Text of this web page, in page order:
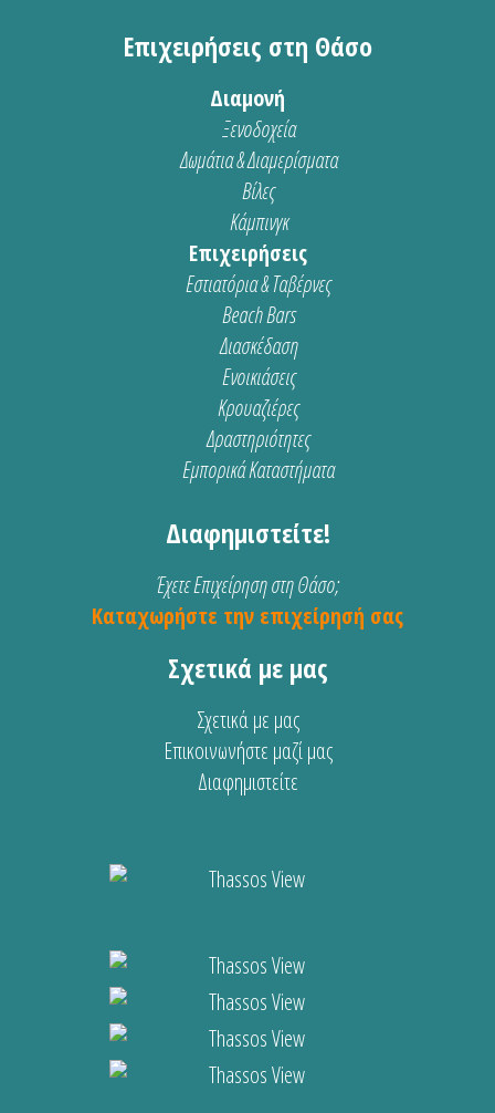
Επιχειρήσεις στη Θάσο
Διαμονή
Ξενοδοχεία
Δωμάτια & Διαμερίσματα
Βίλες
Κάμπινγκ
Επιχειρήσεις
Εστιατόρια & Ταβέρνες
Beach Bars
Διασκέδαση
Ενοικιάσεις
Κρουαζιέρες
Δραστηριότητες
Εμπορικά Καταστήματα
Διαφημιστείτε!
Έχετε Επιχείρηση στη Θάσο;
Καταχωρήστε την επιχείρησή σας
Σχετικά με μας
Σχετικά με μας
Επικοινωνήστε μαζί μας
Διαφημιστείτε